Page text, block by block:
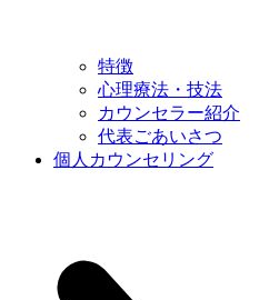
特徴
心理療法・技法
カウンセラー紹介
代表ごあいさつ
個人カウンセリング